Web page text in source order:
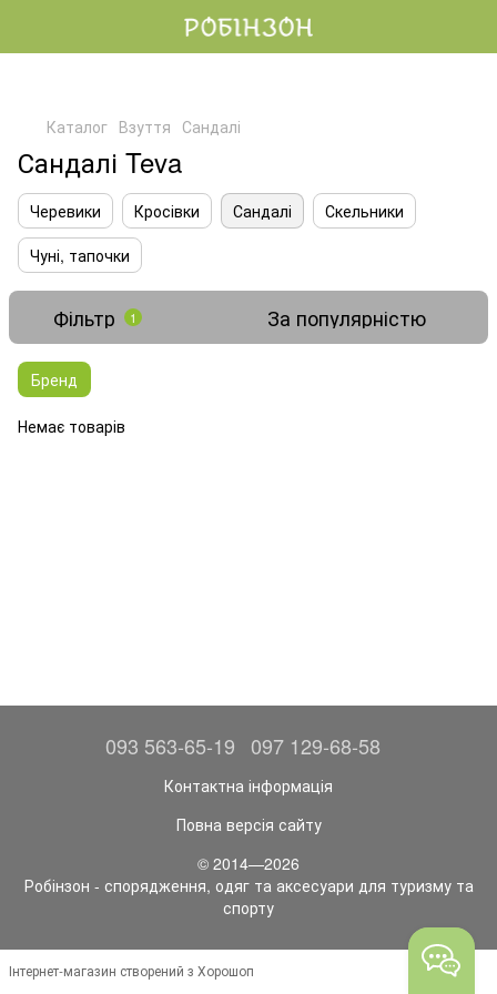
Каталог Взуття Сандалі
Сандалі Teva
Черевики Кросівки Сандалі
Скельники
Чуні, тапочки
Фільтр 1 За популярністю
Бренд
Немає товарів
093 563-65-19 097 129-68-58
Контактна інформація
Повна версія сайту
© 2014—2026
Робінзон - спорядження, одяг та аксесуари для туризму та
спорту
Інтернет-магазин створений з Хорошоп